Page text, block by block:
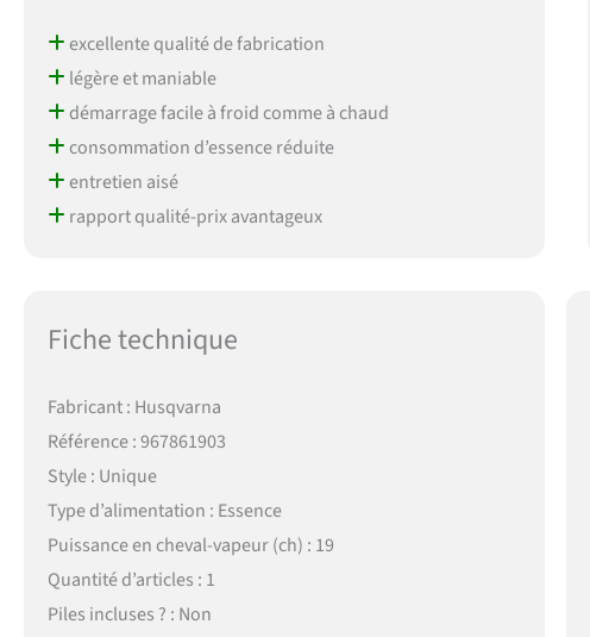
excellente qualité de fabrication
légère et maniable
démarrage facile à froid comme à chaud
consommation d’essence réduite
entretien aisé
rapport qualité-prix avantageux
Fiche technique
Fabricant : Husqvarna
Référence : 967861903
Style : Unique
Type d’alimentation : Essence
Puissance en cheval-vapeur (ch) : 19
Quantité d’articles : 1
Piles incluses ? : Non